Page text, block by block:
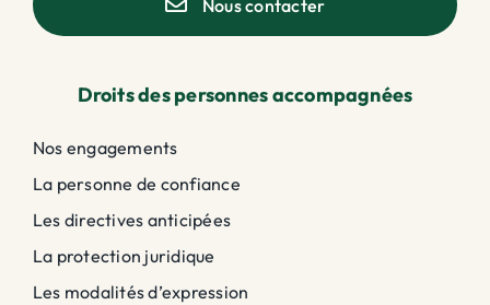
Nous contacter
Droits des personnes accompagnées
Nos engagements
La personne de confiance
Les directives anticipées
La protection juridique
Les modalités d’expression